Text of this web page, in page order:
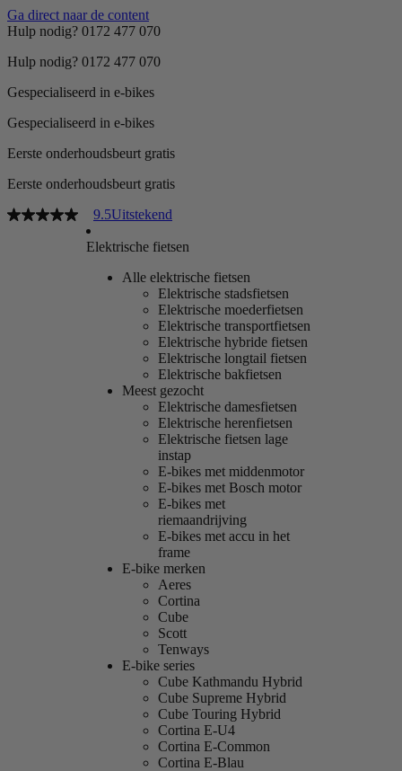
Ga direct naar de content
Hulp nodig? 0172 477 070
Hulp nodig? 0172 477 070
Gespecialiseerd in e-bikes
Gespecialiseerd in e-bikes
Eerste onderhoudsbeurt gratis
Eerste onderhoudsbeurt gratis
9.5Uitstekend
Elektrische fietsen
Alle elektrische fietsen
Elektrische stadsfietsen
Elektrische moederfietsen
Elektrische transportfietsen
Elektrische hybride fietsen
Elektrische longtail fietsen
Elektrische bakfietsen
Meest gezocht
Elektrische damesfietsen
Elektrische herenfietsen
Elektrische fietsen lage
instap
E-bikes met middenmotor
E-bikes met Bosch motor
E-bikes met
riemaandrijving
E-bikes met accu in het
frame
E-bike merken
Aeres
Cortina
Cube
Scott
Tenways
E-bike series
Cube Kathmandu Hybrid
Cube Supreme Hybrid
Cube Touring Hybrid
Cortina E-U4
Cortina E-Common
Cortina E-Blau